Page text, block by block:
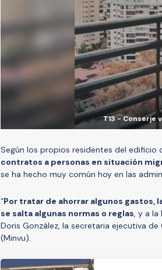
T13 - Conserje
Según los propios residentes del edificio
contratos a personas en situación
se ha hecho muy común hoy en las
“Por tratar de ahorrar algunos gastos,
se salta algunas normas o reglas, y a la
Doris González, la secretaria ejecutiva
(Minvu).